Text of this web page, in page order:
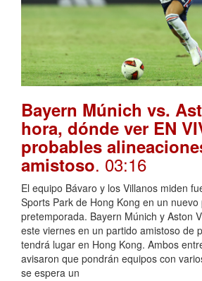
Bayern Múnich vs.
hora, dónde ver EN
probables
amistoso. 03:16
El equipo Bávaro y los Villanos miden
Sports Park de Hong Kong en un
pretemporada. Bayern Múnich y Aston
este viernes en un partido amistoso de
tendrá lugar en Hong Kong. Ambos
avisaron que pondrán equipos con
se espera un